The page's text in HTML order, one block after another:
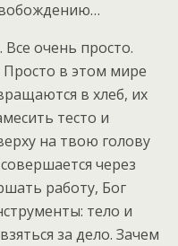
очень просто.
в этом мире
в хлеб, их
тесто и
на твою голову
через
работу, Бог
тело и
за дело. Зачем